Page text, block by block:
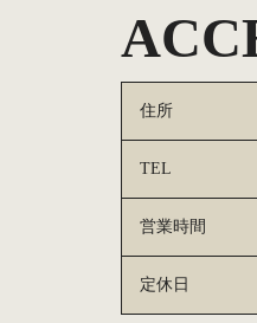
住所
TEL
営業時間
定休日